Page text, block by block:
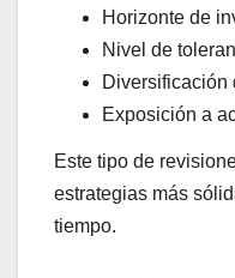
Horizonte de
Nivel de
Diversificación
Exposición a
Este tipo de
estrategias más
tiempo.